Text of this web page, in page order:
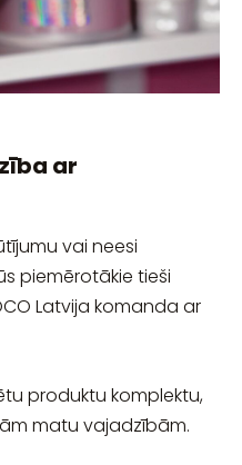
ar
vai neesi
piemērotākie tieši
Latvija komanda ar
produktu komplektu,
matu vajadzībām.